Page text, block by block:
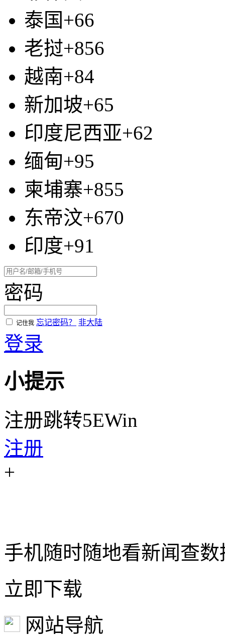
泰国+66
老挝+856
越南+84
新加坡+65
印度尼西亚+62
缅甸+95
柬埔寨+855
东帝汶+670
印度+91
密码
记住我 忘记密码？ 非大陆
登录
小提示
注册跳转5EWin
注册
+
手机随时随地看新闻查数
立即下载
网站导航